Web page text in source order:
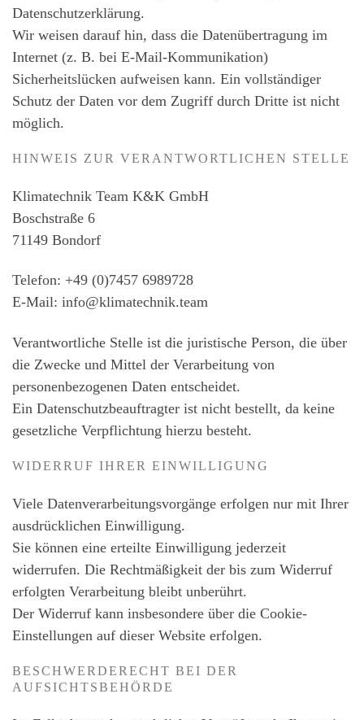
Datenschutzerklärung.
Wir weisen darauf hin, dass die Datenübertragung im
Internet (z. B. bei E-Mail-Kommunikation)
Sicherheitslücken aufweisen kann. Ein vollständiger
Schutz der Daten vor dem Zugriff durch Dritte ist nicht
möglich.
HINWEIS ZUR VERANTWORTLICHEN STELLE
Klimatechnik Team K&K GmbH
Boschstraße 6
71149 Bondorf
Telefon: +49 (0)7457 6989728
E-Mail: info@klimatechnik.team
Verantwortliche Stelle ist die juristische Person, die über
die Zwecke und Mittel der Verarbeitung von
personenbezogenen Daten entscheidet.
Ein Datenschutzbeauftragter ist nicht bestellt, da keine
gesetzliche Verpflichtung hierzu besteht.
WIDERRUF IHRER EINWILLIGUNG
Viele Datenverarbeitungsvorgänge erfolgen nur mit Ihrer
ausdrücklichen Einwilligung.
Sie können eine erteilte Einwilligung jederzeit
widerrufen. Die Rechtmäßigkeit der bis zum Widerruf
erfolgten Verarbeitung bleibt unberührt.
Der Widerruf kann insbesondere über die Cookie-
Einstellungen auf dieser Website erfolgen.
BESCHWERDERECHT BEI DER
AUFSICHTSBEHÖRDE